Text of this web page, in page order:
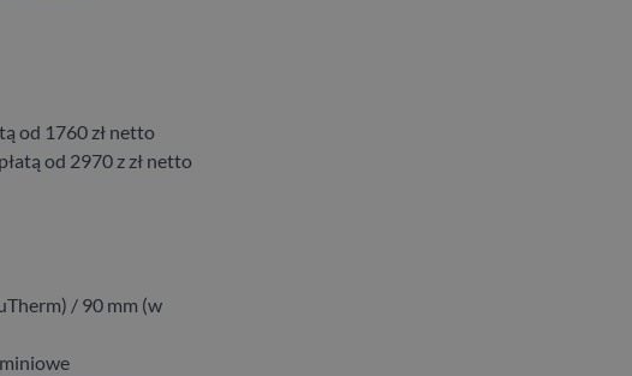
od 1760 zł netto
od 2970 z zł netto
/ 90 mm (w